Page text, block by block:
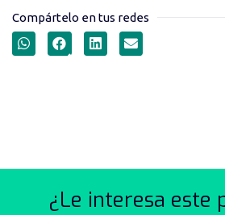
Compártelo en tus redes
¿Le interesa este